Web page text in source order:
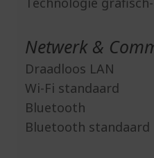
Netwerk &
Draadloos LAN
Wi-Fi standaard
Bluetooth
Bluetooth standaard